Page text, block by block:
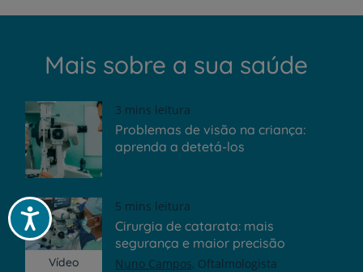
Acessibilidade
Mais sobre a sua saúde
3 mins leitura
Problemas de visão na criança:
aprenda a detetá-los
Vídeo
5 mins leitura
Cirurgia de catarata: mais
segurança e maior precisão
Nuno Campos Oftalmologista